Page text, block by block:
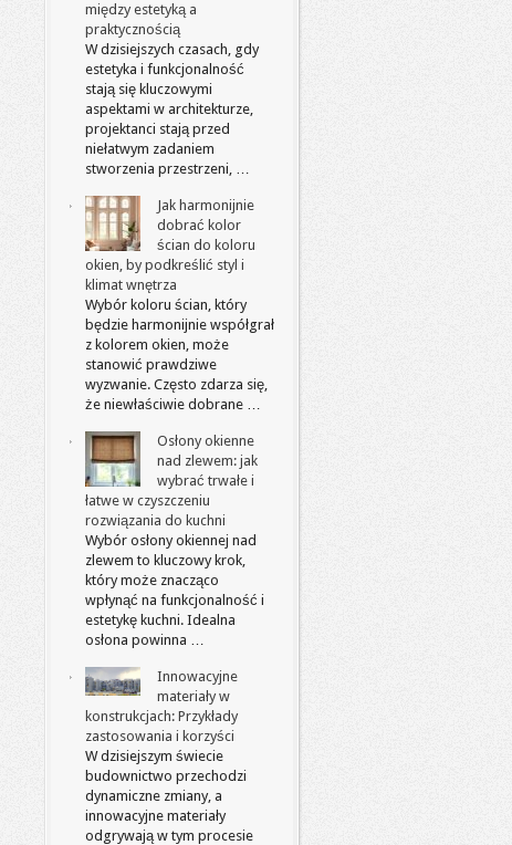
między estetyką a
praktycznością
W dzisiejszych czasach, gdy
estetyka i funkcjonalność
stają się kluczowymi
aspektami w architekturze,
projektanci stają przed
niełatwym zadaniem
stworzenia przestrzeni, …
Jak harmonijnie
dobrać kolor
ścian do koloru
okien, by podkreślić styl i
klimat wnętrza
Wybór koloru ścian, który
będzie harmonijnie współgrał
z kolorem okien, może
stanowić prawdziwe
wyzwanie. Często zdarza się,
że niewłaściwie dobrane …
Osłony okienne
nad zlewem: jak
wybrać trwałe i
łatwe w czyszczeniu
rozwiązania do kuchni
Wybór osłony okiennej nad
zlewem to kluczowy krok,
który może znacząco
wpłynąć na funkcjonalność i
estetykę kuchni. Idealna
osłona powinna …
Innowacyjne
materiały w
konstrukcjach: Przykłady
zastosowania i korzyści
W dzisiejszym świecie
budownictwo przechodzi
dynamiczne zmiany, a
innowacyjne materiały
odgrywają w tym procesie